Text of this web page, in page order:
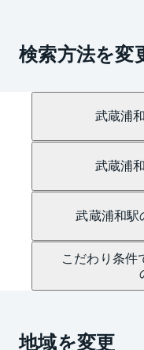
検索方法を変
武蔵浦
武蔵浦
武蔵浦和駅
こだわり条件
地域を変更